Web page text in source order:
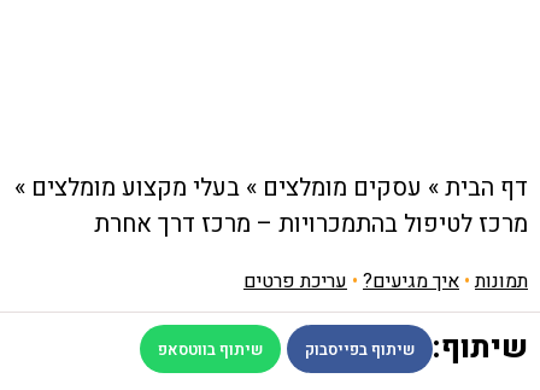
דף הבית» עסקים מומלצים » בעלי מקצוע מומלצים »
מרכז לטיפול בהתמכרויות – מרכז דרך אחרת
תמונות• איך מגיעים? • עריכת פרטים
שיתוף: שיתוף בפייסבוק שיתוף בווטסאפ